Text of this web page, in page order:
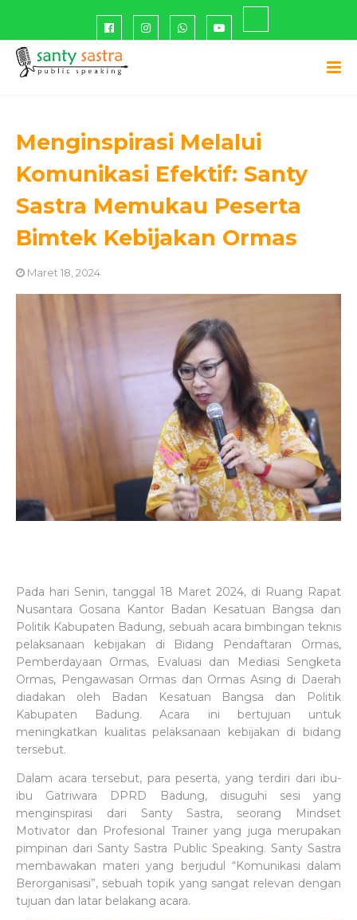
Menginspirasi Melalui
Komunikasi Efektif: Santy
Sastra Memukau Peserta
Bimtek Kebijakan Ormas
Maret 18, 2024
Pada hari Senin, tanggal 18 Maret 2024, di Ruang Rapat
Nusantara Gosana Kantor Badan Kesatuan Bangsa dan
Politik Kabupaten Badung, sebuah acara bimbingan teknis
pelaksanaan kebijakan di Bidang Pendaftaran Ormas,
Pemberdayaan Ormas, Evaluasi dan Mediasi Sengketa
Ormas, Pengawasan Ormas dan Ormas Asing di Daerah
diadakan oleh Badan Kesatuan Bangsa dan Politik
Kabupaten Badung. Acara ini bertujuan untuk
meningkatkan kualitas pelaksanaan kebijakan di bidang
tersebut.
Dalam acara tersebut, para peserta, yang terdiri dari ibu-
ibu Gatriwara DPRD Badung, disuguhi sesi yang
menginspirasi dari Santy Sastra, seorang Mindset
Motivator dan Profesional Trainer yang juga merupakan
pimpinan dari Santy Sastra Public Speaking. Santy Sastra
membawakan materi yang berjudul “Komunikasi dalam
Berorganisasi”, sebuah topik yang sangat relevan dengan
tujuan dan latar belakang acara.